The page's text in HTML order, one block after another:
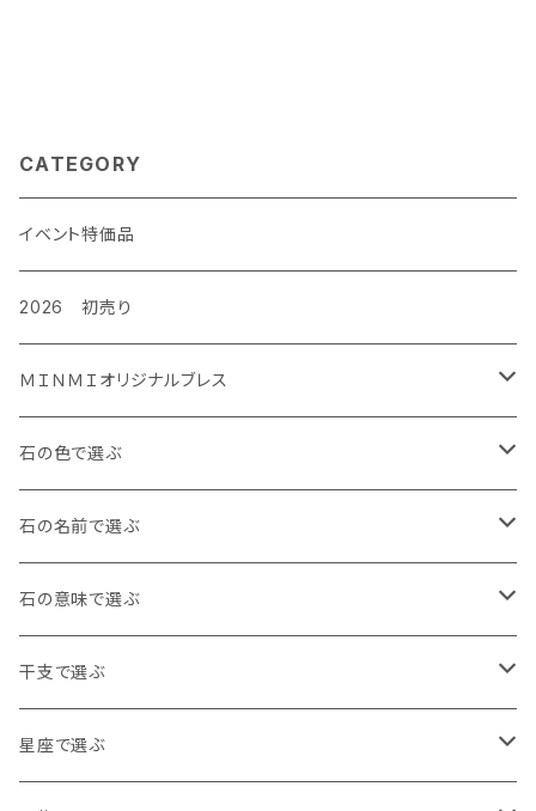
CATEGORY
イベント特価品
2026 初売り
ＭＩＮＭＩオリジナルブレス
金運ぐるぐるブレス
タイガーズアイ
レッドタイガーズアイ
ルビーぐるぐる負ける気がしねぇブレス
龍の手ブレス
右利き用8㎜
右利き用10㎜
月神様の縁日ブレス
水晶バージョン
十三仏ブレス
石の色で選ぶ
白・透明
黒・茶色
青
赤
石の名前で選ぶ
アイオライト
アイリスクォーツ
アクアマリン
石の意味で選ぶ
魔除け
健康・長寿
干支で選ぶ
子年 アンバー
星座で選ぶ